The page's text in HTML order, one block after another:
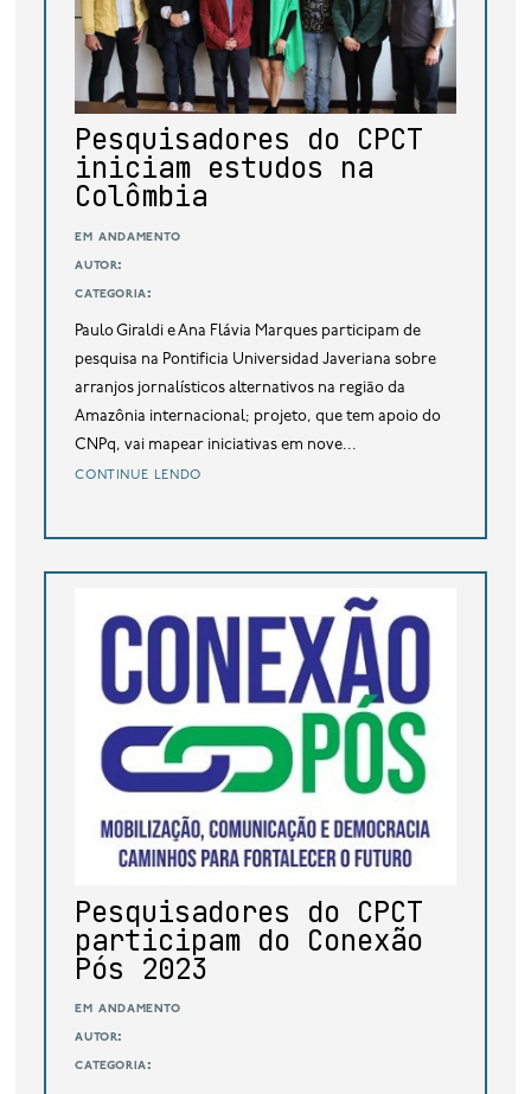
base de dados
publicações na mídia
Pesquisadores do CPCT
iniciam estudos na
Colômbia
em andamento
autor:
categoria:
Paulo Giraldi e Ana Flávia Marques participam de
pesquisa na Pontificia Universidad Javeriana sobre
arranjos jornalísticos alternativos na região da
Amazônia internacional; projeto, que tem apoio do
CNPq, vai mapear iniciativas em nove...
continue lendo
Pesquisadores do CPCT
participam do Conexão
Pós 2023
em andamento
autor:
categoria: